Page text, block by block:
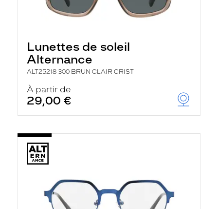
Lunettes de soleil
Alternance
ALT25218 300 BRUN CLAIR CRIST
À partir de
29,00 €